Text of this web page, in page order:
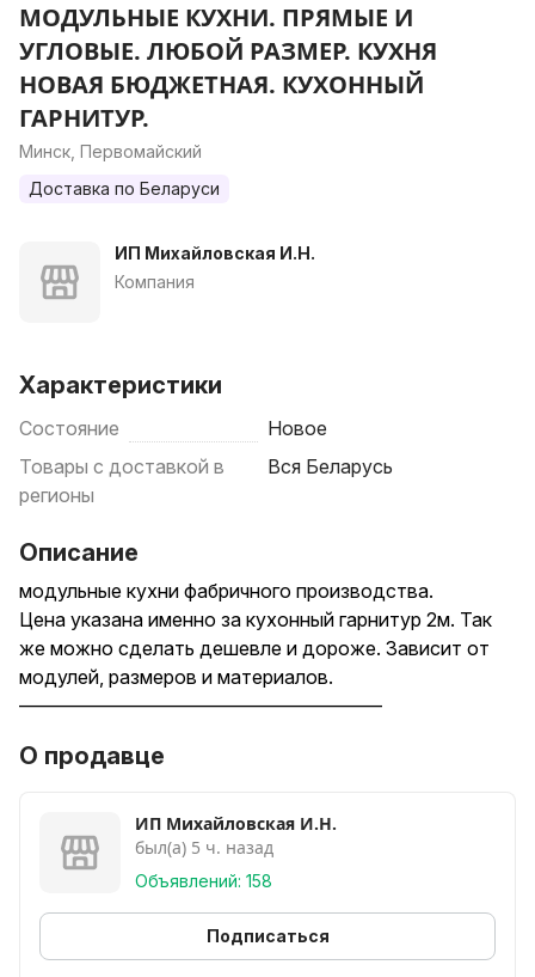
МОДУЛЬНЫЕ КУХНИ. ПРЯМЫЕ И
УГЛОВЫЕ. ЛЮБОЙ РАЗМЕР. КУХНЯ
НОВАЯ БЮДЖЕТНАЯ. КУХОННЫЙ
ГАРНИТУР.
Минск, Первомайский
Доставка по Беларуси
ИП Михайловская И.Н.
Компания
Характеристики
Состояние
Новое
Товары с доставкой в
регионы
Вся Беларусь
Описание
модульные кухни фабричного производства.
Цена указана именно за кухонный гарнитур 2м. Так
же можно сделать дешевле и дороже. Зависит от
модулей, размеров и материалов.
––––––––––––––––––––––––––––––––––––––
вашего помещния.
Прямые, Угловые, П-образные.
-------------------------------------
Можно выбрать шкафчики любого типа и размера.
(см. последнее фото):
распашные, с подъемными механизмами, с
О продавце
ИП Михайловская И.Н.
был(а) 5 ч. назад
Объявлений: 158
Подписаться